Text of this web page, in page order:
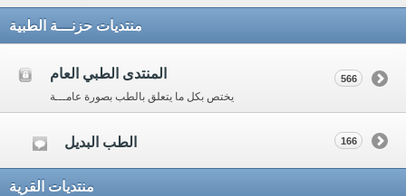
منتديات حزنـــة الطبية
المنتدى الطبي العام
يختص بكل ما يتعلق بالطب بصورة عامـــة
566
الطب البديل 166
منتديات القرية